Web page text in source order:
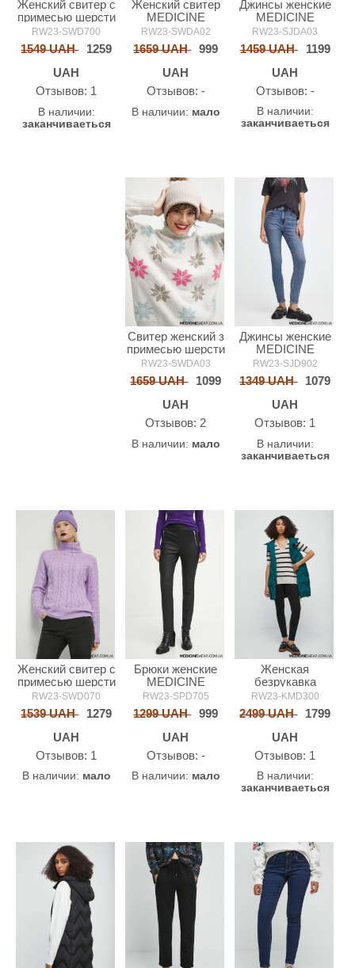
Женский свитер с
примесью шерсти
MEDICINE
RW23-SWD700
1549 UAH
1259
UAH
Oтзывов: 1
В наличии:
заканчиваеться
Женский свитер
MEDICINE
RW23-SWDA02
1659 UAH
999
UAH
Oтзывов: -
В наличии: мало
Джинсы женские
MEDICINE
RW23-SJDA03
1459 UAH
1199
UAH
Oтзывов: -
В наличии:
заканчиваеться
Свитер женский з
примесью шерсти
MEDICINE
RW23-SWDA03
1659 UAH
1099
UAH
Oтзывов: 2
В наличии: мало
Джинсы женские
MEDICINE
RW23-SJD902
1349 UAH
1079
UAH
Oтзывов: 1
В наличии:
заканчиваеться
Женский свитер с
примесью шерсти
MEDICINE
RW23-SWD070
1539 UAH
1279
UAH
Oтзывов: 1
В наличии: мало
Брюки женские
MEDICINE
RW23-SPD705
1299 UAH
999
UAH
Oтзывов: -
В наличии: мало
Женская
безрукавка
MEDICINE
RW23-KMD300
2499 UAH
1799
UAH
Oтзывов: 1
В наличии:
заканчиваеться